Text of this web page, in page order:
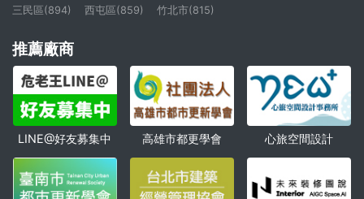
三民區(894)
西屯區(859) 竹北市(815)
推薦廠商
LINE@好友募集中 高雄市都更學會 心旅空間設計